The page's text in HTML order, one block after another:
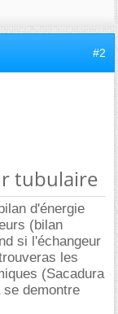
#2
tubulaire
d'énergie
(bilan
si l'échangeur
les
(Sacadura
demontre